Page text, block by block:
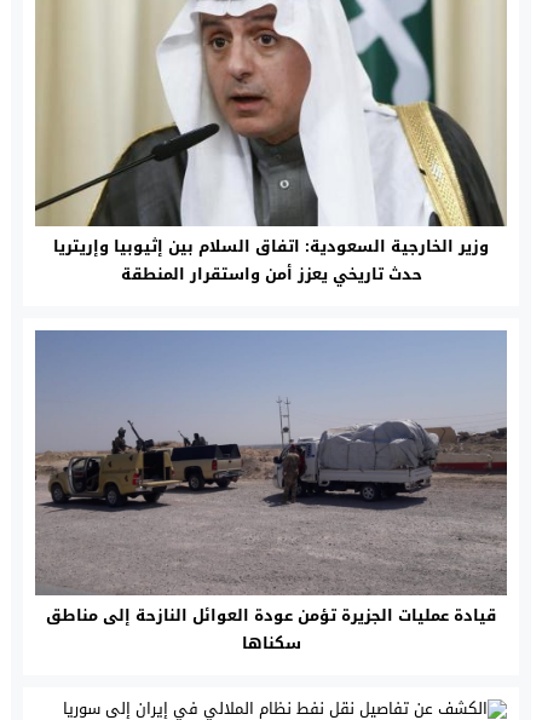
وزير الخارجية السعودية: اتفاق السلام بين إثيوبيا وإريتريا
حدث تاريخي يعزز أمن واستقرار المنطقة
قيادة عمليات الجزيرة تؤمن عودة العوائل النازحة إلى مناطق
سكناها